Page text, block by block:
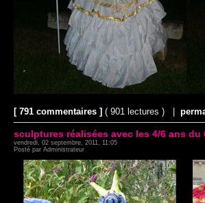
[ 791 commentaires ] ( 901 lectures ) |
sculptures réalisées avec les 4/6 ans
vendredi, 02 septembre, 2011, 11:05
Posté par Administrateur